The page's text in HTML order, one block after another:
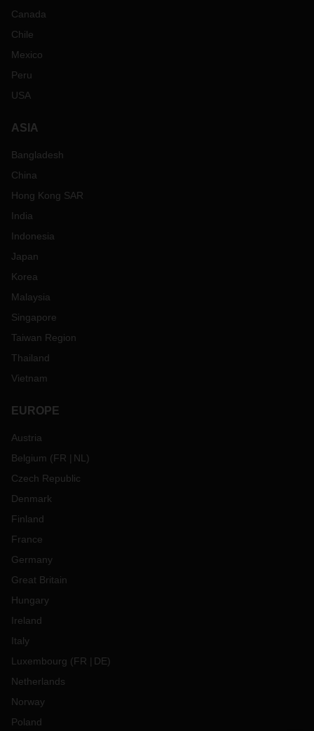
Canada
Chile
Mexico
Peru
USA
ASIA
Bangladesh
China
Hong Kong SAR
India
Indonesia
Japan
Korea
Malaysia
Singapore
Taiwan Region
Thailand
Vietnam
EUROPE
Austria
Belgium (FR NL )
Czech Republic
Denmark
Finland
France
Germany
Great Britain
Hungary
Ireland
Italy
Luxembourg (FR DE)
Netherlands
Norway
Poland